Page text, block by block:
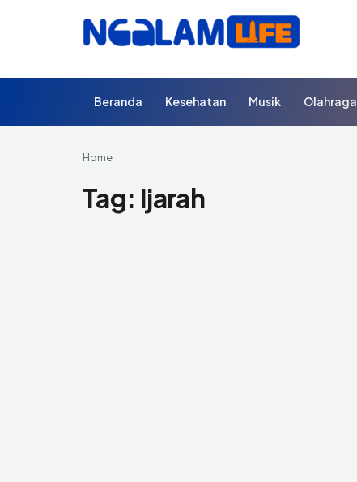
Beranda Kesehatan Musik Olahraga
Home
Tag: Ijarah